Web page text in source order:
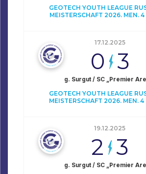
GEOTECH YOUTH LEAGUE
MEISTERSCHAFT 2026. MEN.
17.12.2025
0 3
g. Surgut / SC „Premier
GEOTECH YOUTH LEAGUE
MEISTERSCHAFT 2026. MEN.
19.12.2025
2 3
g. Surgut / SC „Premier